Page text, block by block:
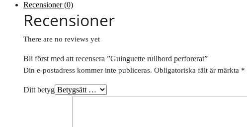
Recensioner (0)
Recensioner
There are no reviews yet
Bli först med att recensera ”Guinguette rullbord perforerat”
Din e-postadress kommer inte publiceras. Obligatoriska fält är märkta *
Ditt betyg